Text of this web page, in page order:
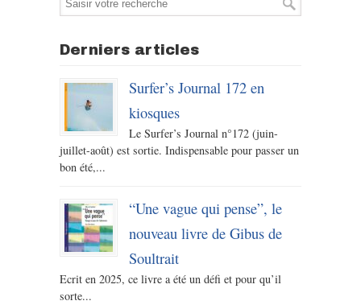
Derniers articles
Surfer’s Journal 172 en
kiosques
Le Surfer’s Journal n°172 (juin-
juillet-août) est sortie. Indispensable pour passer un
bon été,...
“Une vague qui pense”, le
nouveau livre de Gibus de
Soultrait
Ecrit en 2025, ce livre a été un défi et pour qu’il
sorte...